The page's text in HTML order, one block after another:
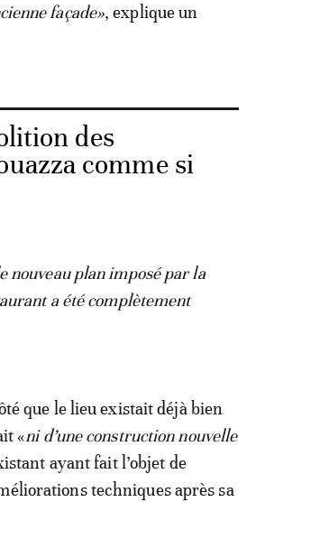
façade», explique un
des
comme si
nouveau plan imposé par la
a été complètement
que le lieu existait déjà bien
«ni d’une construction nouvelle
ayant fait l’objet de
techniques après sa